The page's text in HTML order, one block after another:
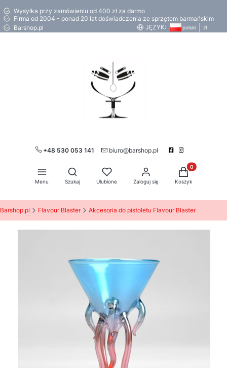
Wysyłka przy zamówieniu od 400 zł za darmo
Firma od 2004 - ponad 20 lat doświadczenia ze sprzętem barmańskim
Barshop.pl
JĘZYK: polski zł
+48 530 053 141 biuro@barshop.pl
Menu
Otwórz wyszukiwarkę
Szukaj Ulubione Zaloguj się
Produkty w
Koszyk
Barshop.pl Flavour Blaster Akcesoria do pistoletu Flavour Blaster